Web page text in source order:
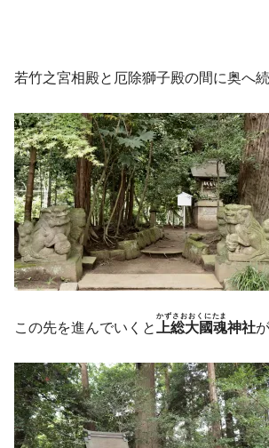
若竹之宮相殿と厄除獅子殿の間に奥へ
この先を進んでいくと 上総大國魂
かずさおおくにたま
神社